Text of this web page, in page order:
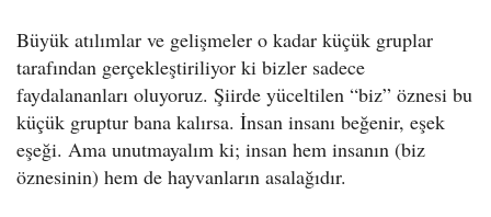
Büyük atılımlar ve gelişmeler o kadar küçük gruplar
tarafından gerçekleştiriliyor ki bizler sadece
faydalananları oluyoruz. Şiirde yüceltilen “biz” öznesi bu
küçük gruptur bana kalırsa. İnsan insanı beğenir, eşek
eşeği. Ama unutmayalım ki; insan hem insanın (biz
öznesinin) hem de hayvanların asalağıdır.